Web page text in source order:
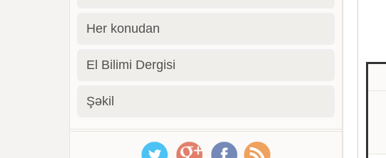
Her konudan
El Bilimi Dergisi
Şəkil